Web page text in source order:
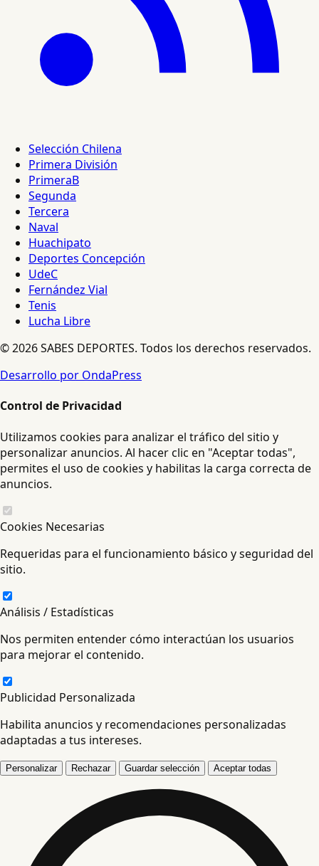
Selección Chilena
Primera División
PrimeraB
Segunda
Tercera
Naval
Huachipato
Deportes Concepción
UdeC
Fernández Vial
Tenis
Lucha Libre
© 2026 SABES DEPORTES. Todos los derechos reservados.
Desarrollo por OndaPress
Control de Privacidad
Utilizamos cookies para analizar el tráfico del sitio y
personalizar anuncios. Al hacer clic en "Aceptar todas",
permites el uso de cookies y habilitas la carga correcta de
anuncios.
Cookies Necesarias
Requeridas para el funcionamiento básico y seguridad del
sitio.
Análisis / Estadísticas
Nos permiten entender cómo interactúan los usuarios
para mejorar el contenido.
Publicidad Personalizada
Habilita anuncios y recomendaciones personalizadas
adaptadas a tus intereses.
Personalizar Rechazar Guardar selección Aceptar todas